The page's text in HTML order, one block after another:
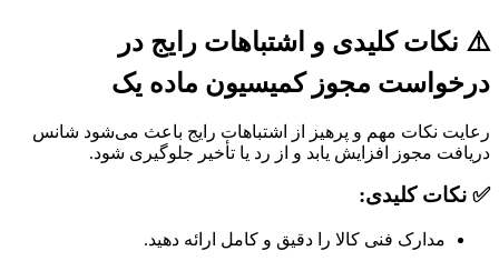
⚠️ نکات کلیدی و اشتباهات رایج در
درخواست مجوز کمیسیون ماده یک
رعایت نکات مهم و پرهیز از اشتباهات رایج باعث می‌شود شانس
دریافت مجوز افزایش یابد و از رد یا تأخیر جلوگیری شود.
✅ نکات کلیدی:
مدارک فنی کالا را دقیق و کامل ارائه دهید.